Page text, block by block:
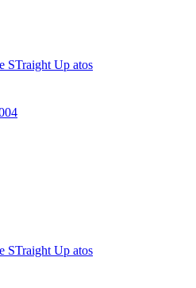
STraight Up atos
STraight Up atos